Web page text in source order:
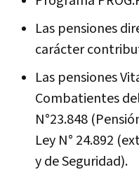
Las pensiones
carácter
Las pensiones
Combatientes
N°23.848
Ley N° 24.892
y de Seguridad).